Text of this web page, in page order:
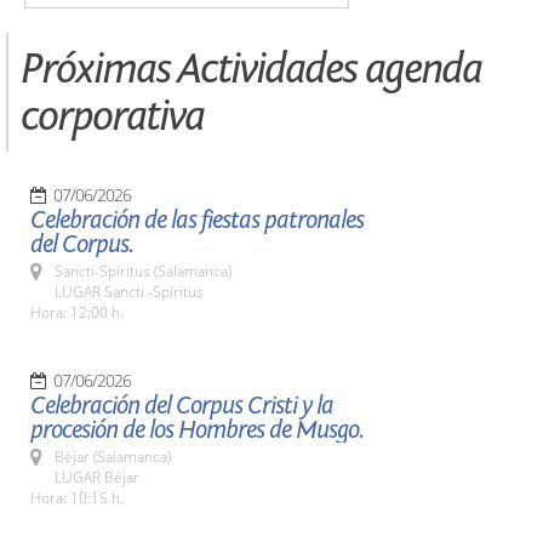
Próximas Actividades agenda
corporativa
07/06/2026
Celebración de las fiestas patronales
del Corpus.
Sancti-Spíritus (Salamanca)
LUGAR Sancti -Spíritus
Hora: 12:00 h.
07/06/2026
Celebración del Corpus Cristi y la
procesión de los Hombres de Musgo.
Béjar (Salamanca)
LUGAR Béjar
Hora: 10:15 h.